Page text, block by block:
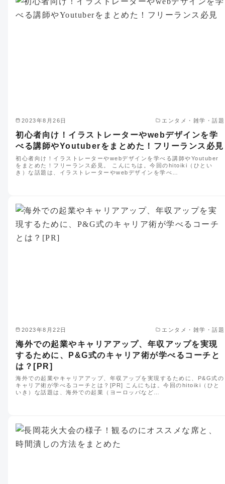
2023年8月26日 エンタメ・雑学・話題
初心者向け！イラストレーターやwebデザインを学
べる講師やYoutuberをまとめた！フリーランス必見
初心者向け！イラストレーターやwebデザインを学べる講師やYoutuber
をまとめた！フリーランス必見。 こんにちは。今回のhitoiki（ひとい
き）な話題は、イラストレーターやwebデザインを学べ…
2023年8月22日 エンタメ・雑学・話題
海外での起業やキャリアアップ、年収アップを実現
するために、P&G式のキャリア術が学べるコーチと
は？[PR]
海外での起業やキャリアアップ、年収アップを実現するために、P&G式の
キャリア術が学べるコーチとは？[PR] こんにちは。今回のhitoiki（ひと
いき）な話題は、海外での起業（ヨーロッパなど…